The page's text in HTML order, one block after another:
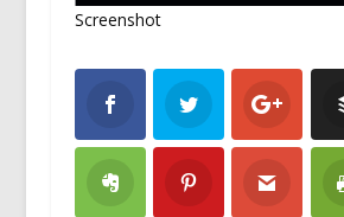
Screenshot